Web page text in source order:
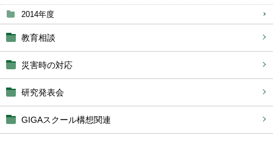
2014年度
教育相談
災害時の対応
研究発表会
GIGAスクール構想関連